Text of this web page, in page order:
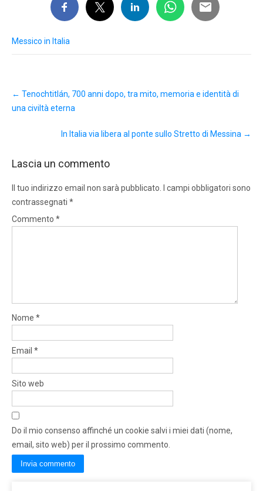
Messico in Italia
navigation
← Tenochtitlán, 700 anni dopo, tra mito, memoria e identità di
una civiltà eterna
In Italia via libera al ponte sullo Stretto di Messina →
Lascia un commento
Il tuo indirizzo email non sarà pubblicato.
I campi obbligatori sono
contrassegnati *
Commento *
Nome *
Email *
Sito web
Do il mio consenso affinché un cookie salvi i miei dati (nome,
email, sito web) per il prossimo commento.